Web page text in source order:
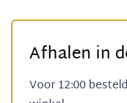
Afhalen in
Voor 12:00